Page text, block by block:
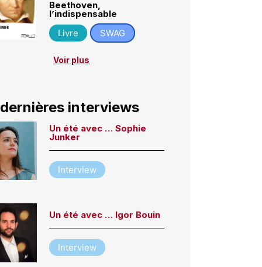
Beethoven,
l’indispensable
Livre
SWAG
Voir plus
interviews
Un été avec … Sophie
Junker
Interview
Un été avec … Igor Bouin
Interview